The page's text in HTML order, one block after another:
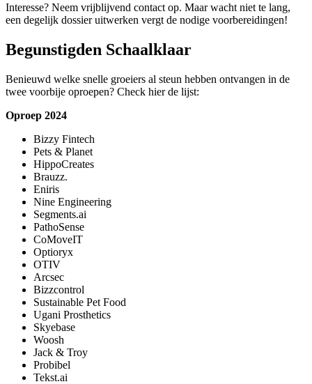
Interesse? Neem vrijblijvend contact op. Maar wacht niet te lang,
een degelijk dossier uitwerken vergt de nodige voorbereidingen!
Begunstigden Schaalklaar
Benieuwd welke snelle groeiers al steun hebben ontvangen in de
twee voorbije oproepen? Check hier de lijst:
Oproep 2024
Bizzy Fintech
Pets & Planet
HippoCreates
Brauzz.
Eniris
Nine Engineering
Segments.ai
PathoSense
CoMoveIT
Optioryx
OTIV
Arcsec
Bizzcontrol
Sustainable Pet Food
Ugani Prosthetics
Skyebase
Woosh
Jack & Troy
Probibel
Tekst.ai